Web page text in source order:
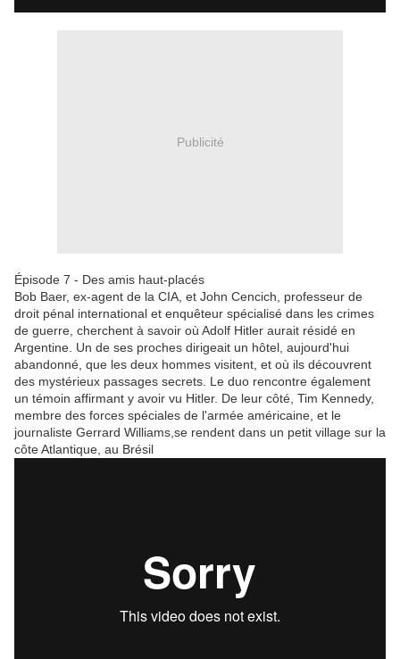
Publicité
Épisode 7 - Des amis haut-placés
Bob Baer, ex-agent de la CIA, et John Cencich, professeur de
droit pénal international et enquêteur spécialisé dans les crimes
de guerre, cherchent à savoir où Adolf Hitler aurait résidé en
Argentine. Un de ses proches dirigeait un hôtel, aujourd'hui
abandonné, que les deux hommes visitent, et où ils découvrent
des mystérieux passages secrets. Le duo rencontre également
un témoin affirmant y avoir vu Hitler. De leur côté, Tim Kennedy,
membre des forces spéciales de l'armée américaine, et le
journaliste Gerrard Williams,se rendent dans un petit village sur la
côte Atlantique, au Brésil